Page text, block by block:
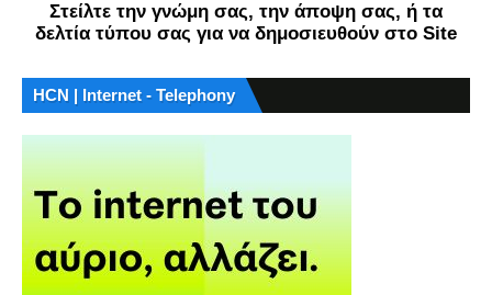
Στείλτε την γνώμη σας, την άποψη σας, ή τα
δελτία τύπου σας για να δημοσιευθούν στο Site
HCN | Internet - Telephony